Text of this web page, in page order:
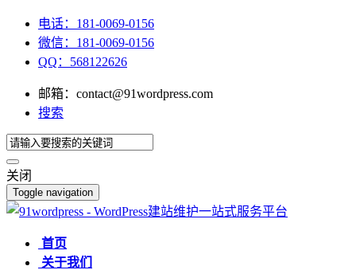
电话：181-0069-0156
微信：181-0069-0156
QQ：568122626
邮箱：contact@91wordpress.com
搜索
关闭
Toggle navigation
首页
关于我们